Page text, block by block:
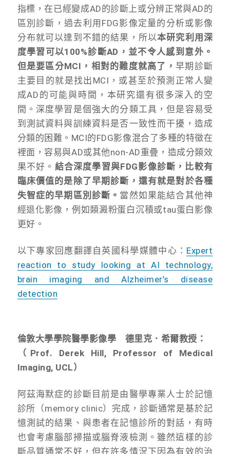
指標，在已經變成AD的診斷上或分辨正常與AD的
區別診斷，過去利用FDG影像定量的分析或影像
分布就可以達到不錯的結果，所以本研究利用深
度學習可以100%診斷AD，並不令人感到意外。
但是要區分MCI，相對的難度就高了，早期診斷
主要目的就是找出MCI，或甚至於預測正常人變
成AD的可能與時間，本研究還有很多深入的空
間。深度學習是個強大的分類工具，但是容易受
到測試資料與訓練資料是否一致性而干擾，造成
分類的困難。MCI的FDG影像混合了多種的特徵在
裡面，容易與AD或其他non-AD重疊，造成分類效
果不好。 結合深度學習與FDG影像診斷，比較有
臨床價值的是除了早期診斷，還有就是對於各種
失智症的早期區別診斷。 當然如果能結合其他神
經退化影像，例如類澱粉蛋白沉積或tau蛋白影像
更好。
以下專家回應翻譯自英國科學媒體中心： Expert
reaction to study looking at AI technology,
brain imaging and Alzheimer’s disease
detection
倫敦大學學院醫學影像學 德里克．希爾教授：
（Prof. Derek Hill, Professor of Medical
Imaging, UCL）
阿茲海默症的診斷目前是由醫學專業人士於記憶
診所（memory clinic）完成，診斷通常是基於記
憶測試的結果、與患者在記憶診所的對話，有時
也會考慮腦部掃描或腦脊液檢測。雖然這樣的診
斷品質通常不好，但在許多情況下因為有效的治